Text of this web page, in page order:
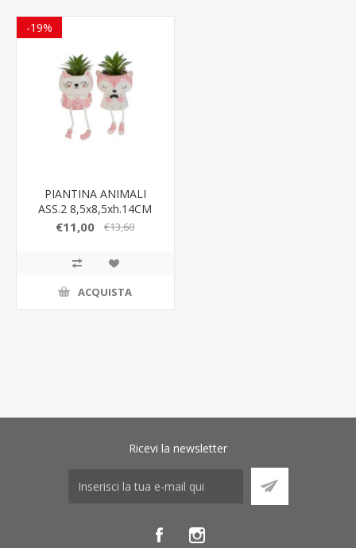
-19%
PIANTINA ANIMALI
ASS.2 8,5x8,5xh.14CM
ROSA 57072
€11,00 €13,60
ACQUISTA
Ricevi la newsletter